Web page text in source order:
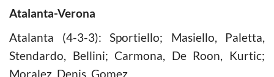
Atalanta-Verona
Atalanta (4-3-3): Sportiello; Masiello, Paletta,
Stendardo, Bellini; Carmona, De Roon, Kurtic;
Moralez, Denis, Gomez.